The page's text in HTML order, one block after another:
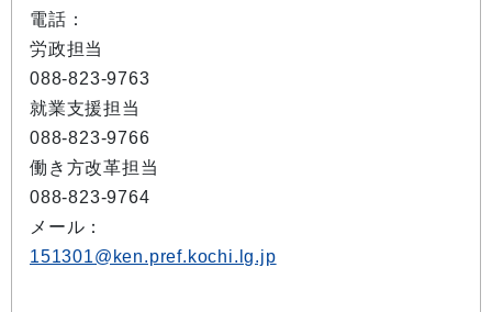
電話：
労政担当
088-823-9763
就業支援担当
088-823-9766
働き方改革担当
088-823-9764
メール：
151301@ken.pref.kochi.lg.jp